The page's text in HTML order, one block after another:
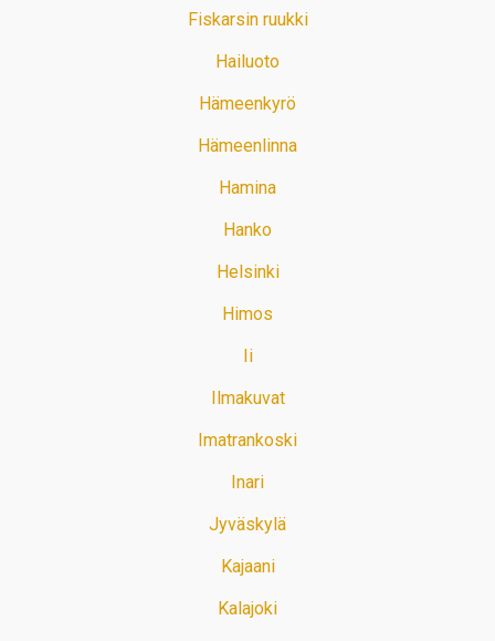
Fiskarsin ruukki
Hailuoto
Hämeenkyrö
Hämeenlinna
Hamina
Hanko
Helsinki
Himos
Ii
Ilmakuvat
Imatrankoski
Inari
Jyväskylä
Kajaani
Kalajoki